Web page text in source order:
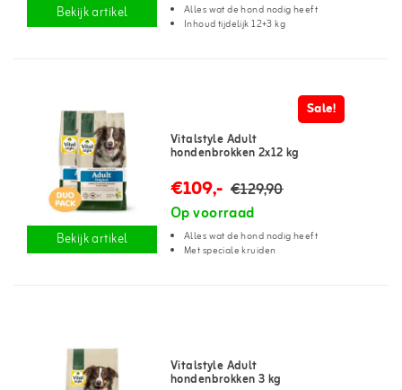
Bekijk artikel
Alles wat de hond nodig heeft
Inhoud tijdelijk 12+3 kg
Bekijk artikel
Sale!
Vitalstyle Adult
hondenbrokken 2x12 kg
€109,- €129,90
Op voorraad
Alles wat de hond nodig heeft
Met speciale kruiden
Vitalstyle Adult
hondenbrokken 3 kg